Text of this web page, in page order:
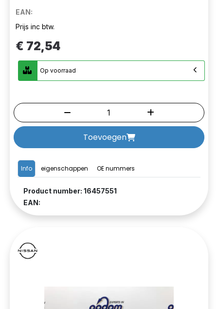
EAN:
Info eigenschappen OE nummers
Product number: 16457551
EAN:
Prijs inc btw.
€ 72,54
Op voorraad
Toevoegen